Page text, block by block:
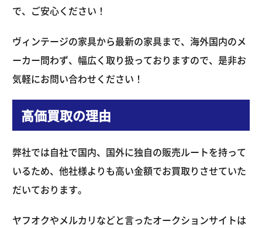
で、ご安心ください！
ヴィンテージの家具から最新の家具まで、海外国内のメ
ーカー問わず、幅広く取り扱っておりますので、是非お
気軽にお問い合わせください！
高価買取の理由
弊社では自社で国内、国外に独自の販売ルートを持って
いるため、他社様よりも高い金額でお買取りさせていた
だいております。
ヤフオクやメルカリなどと言ったオークションサイトは